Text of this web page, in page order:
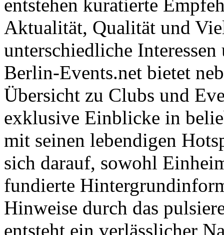
entstehen kuratierte
Aktualität, Qualität und
unterschiedliche
Berlin-Events.net bietet
Übersicht zu Clubs und
exklusive Einblicke in
mit seinen lebendigen
sich darauf, sowohl
fundierte
Hinweise durch das
entsteht ein verlässlicher